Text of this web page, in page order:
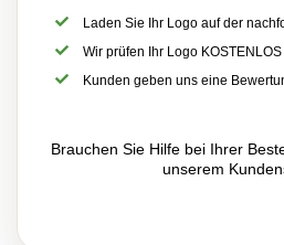
Laden Sie Ihr Logo auf der
Wir prüfen Ihr Logo
Kunden geben uns eine
Brauchen Sie Hilfe bei Ihrer
unserem